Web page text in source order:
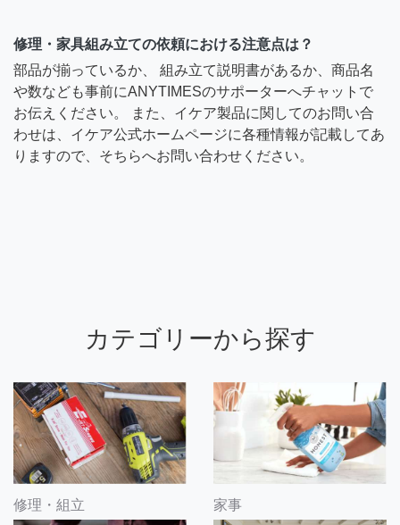
修理・家具組み立ての依頼における注意点は？
部品が揃っているか、 組み立て説明書があるか、商品名
や数なども事前にANYTIMESのサポーターへチャットで
お伝えください。 また、イケア製品に関してのお問い合
わせは、イケア公式ホームページに各種情報が記載してあ
りますので、そちらへお問い合わせください。
カテゴリーから探す
修理・組立 家事